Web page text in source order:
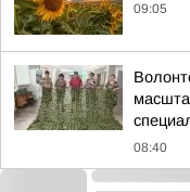
09:05
08:40